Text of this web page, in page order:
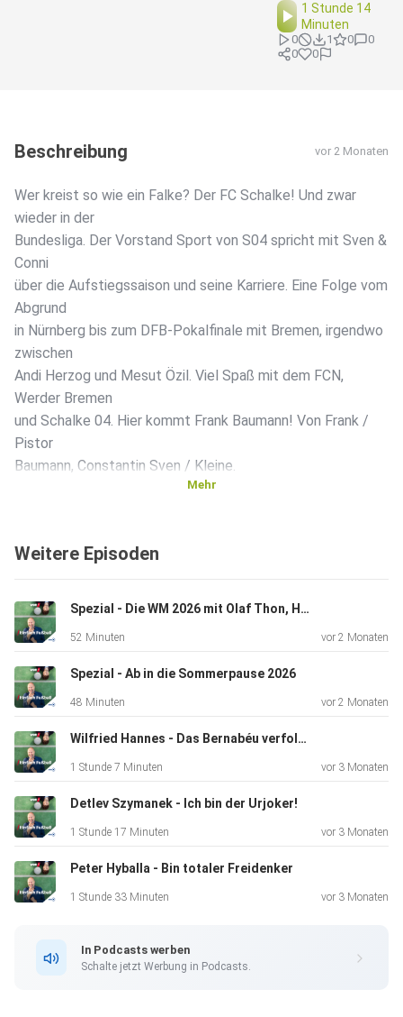
1 Stunde 14
Minuten
0 1 0
0
0
0
Beschreibung vor 2 Monaten
Wer kreist so wie ein Falke? Der FC Schalke! Und zwar
wieder in der
Bundesliga. Der Vorstand Sport von S04 spricht mit Sven &
Conni
über die Aufstiegssaison und seine Karriere. Eine Folge vom
Abgrund
in Nürnberg bis zum DFB-Pokalfinale mit Bremen, irgendwo
zwischen
Andi Herzog und Mesut Özil. Viel Spaß mit dem FCN,
Werder Bremen
und Schalke 04. Hier kommt Frank Baumann! Von Frank /
Pistor
Baumann, Constantin Sven / Kleine.
Mehr
Weitere Episoden
Spezial - Die WM 2026 mit Olaf Thon, Holger Dahl & Karl-Heinz Granitza
52 Minuten vor 2 Monaten
Spezial - Ab in die Sommerpause 2026
48 Minuten vor 2 Monaten
Wilfried Hannes - Das Bernabéu verfolgt mich
1 Stunde 7 Minuten vor 3 Monaten
Detlev Szymanek - Ich bin der Urjoker!
1 Stunde 17 Minuten vor 3 Monaten
Peter Hyballa - Bin totaler Freidenker
1 Stunde 33 Minuten vor 3 Monaten
In Podcasts werben
Schalte jetzt Werbung in Podcasts.